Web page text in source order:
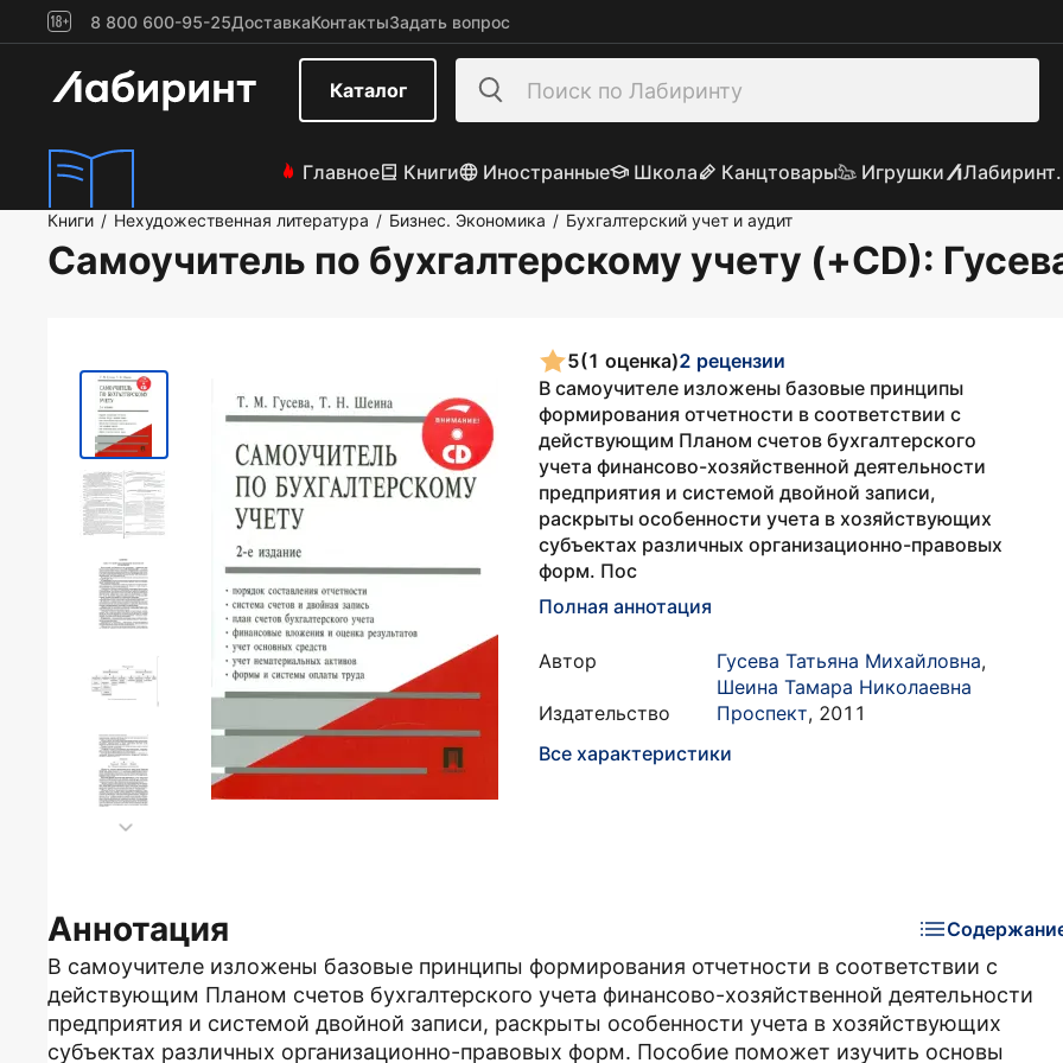
8 800 600-95-25ДоставкаКонтактыЗадать вопрос
Каталог
Главное Книги Иностранные Школа Канцтовары Игрушки
Книги / Нехудожественная литература / Бизнес. Экономика / Бухгалтерский учет и аудит
Самоучитель по бухгалтерскому учету (+CD):
5(1 оценка)2 рецензии
В самоучителе изложены базовые принципы
формирования отчетности в соответствии с
действующим Планом счетов бухгалтерского
учета финансово-хозяйственной деятельности
предприятия и системой двойной записи,
раскрыты особенности учета в хозяйствующих
субъектах различных организационно-правовых
форм. Пос
Полная аннотация
Автор Гусева Татьяна Михайловна,
Шеина Тамара Николаевна
Издательство
Проспект, 2011
Все характеристики
Аннотация
В самоучителе изложены базовые принципы формирования отчетности в соответствии с
действующим Планом счетов бухгалтерского учета финансово-хозяйственной деятельности
предприятия и системой двойной записи, раскрыты особенности учета в хозяйствующих
субъектах различных организационно-правовых форм. Пособие поможет изучить основы